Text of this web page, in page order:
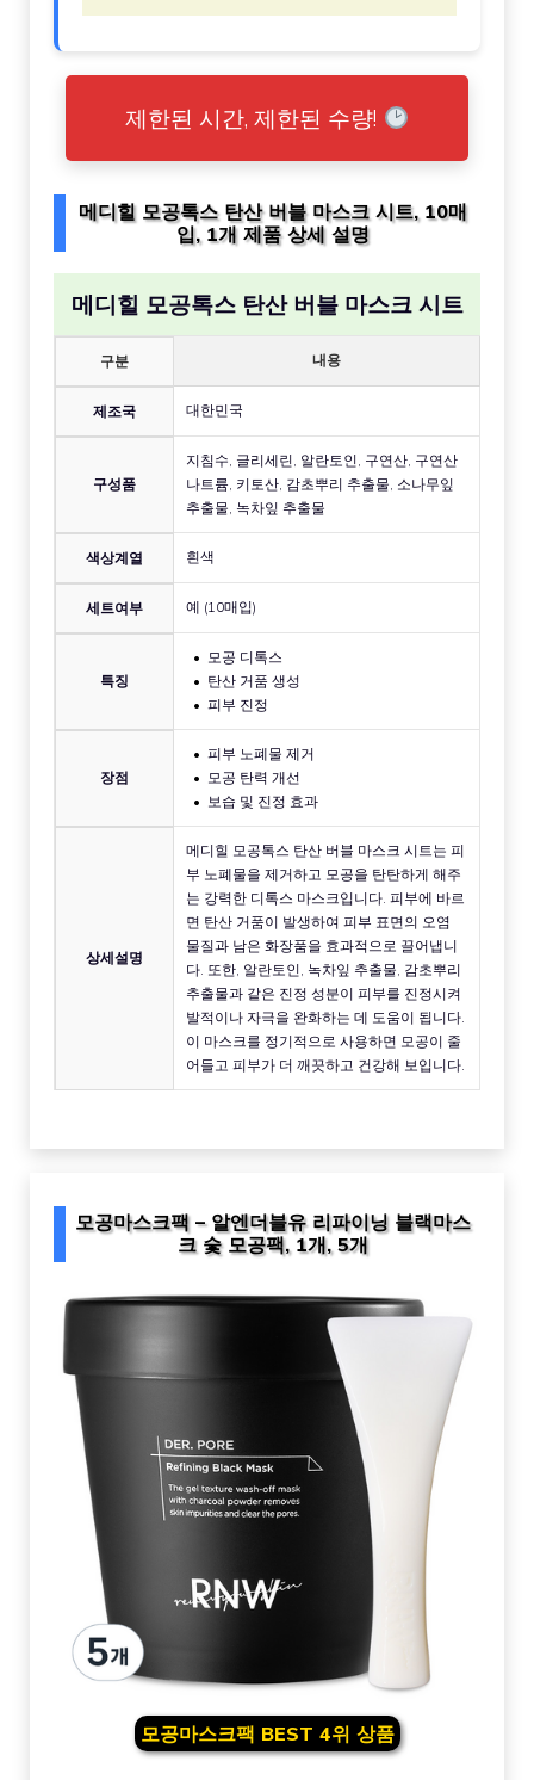
제한된 시간, 제한된 수량!
메디힐 모공톡스 탄산 버블 마스크 시트, 10매
입, 1개 제품 상세 설명
메디힐 모공톡스 탄산 버블 마스크 시트
구분 내용
제조국 대한민국
구성품
지침수, 글리세린, 알란토인, 구연산, 구연산
나트륨, 키토산, 감초뿌리 추출물, 소나무잎
추출물, 녹차잎 추출물
색상계열 흰색
세트여부 예 (10매입)
특징
모공 디톡스
탄산 거품 생성
피부 진정
장점
피부 노폐물 제거
모공 탄력 개선
보습 및 진정 효과
상세설명
메디힐 모공톡스 탄산 버블 마스크 시트는 피
부 노폐물을 제거하고 모공을 탄탄하게 해주
는 강력한 디톡스 마스크입니다. 피부에 바르
면 탄산 거품이 발생하여 피부 표면의 오염
물질과 남은 화장품을 효과적으로 끌어냅니
다. 또한, 알란토인, 녹차잎 추출물, 감초뿌리
추출물과 같은 진정 성분이 피부를 진정시켜
발적이나 자극을 완화하는 데 도움이 됩니다.
이 마스크를 정기적으로 사용하면 모공이 줄
어들고 피부가 더 깨끗하고 건강해 보입니다.
모공마스크팩 – 알엔더블유 리파이닝 블랙마스
크 숯 모공팩, 1개, 5개
모공마스크팩 BEST 4위 상품